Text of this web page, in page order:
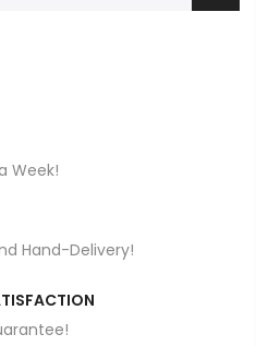
Week!
Hand-Delivery!